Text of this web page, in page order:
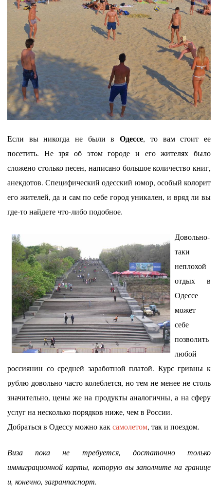
Если вы никогда не были вОдессе, то вам стоит ее
посетить. Не зря об этом городе и его жителях было
сложено столько песен, написано большое количество книг,
анекдотов. Специфический одесский юмор, особый колорит
его жителей, да и сам по себе город уникален, и вряд ли вы
где-то найдете что-либо подобное.
Довольно-
таки
неплохой
отдых в
Одессе
может
себе
позволить
любой
россиянин со средней заработной платой. Курс гривны к
рублю довольно часто колеблется, но тем не менее не столь
значительно, цены же на продукты аналогичны, а на сферу
услуг на несколько порядков ниже, чем в России.
Добраться в Одессу можно каксамолетом, так и поездом.
Виза пока не требуется, достаточно только
иммиграционной карты, которую вы заполните на границе
и, конечно, загранпаспорт.